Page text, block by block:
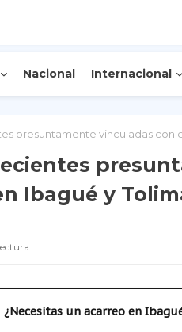
Nacional Internacional
presuntamente vinculadas con
Ibagué y
¿Necesitas un acarreo en